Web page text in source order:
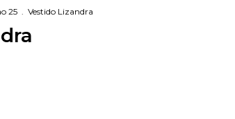
25 . Vestido Lizandra